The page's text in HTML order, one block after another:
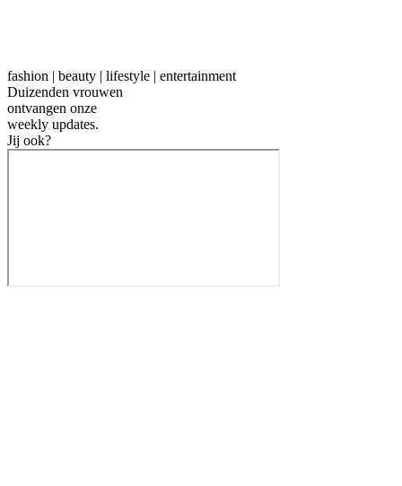
fashion | beauty | lifestyle | entertainment
Duizenden vrouwen
ontvangen onze
weekly updates.
Jij ook?